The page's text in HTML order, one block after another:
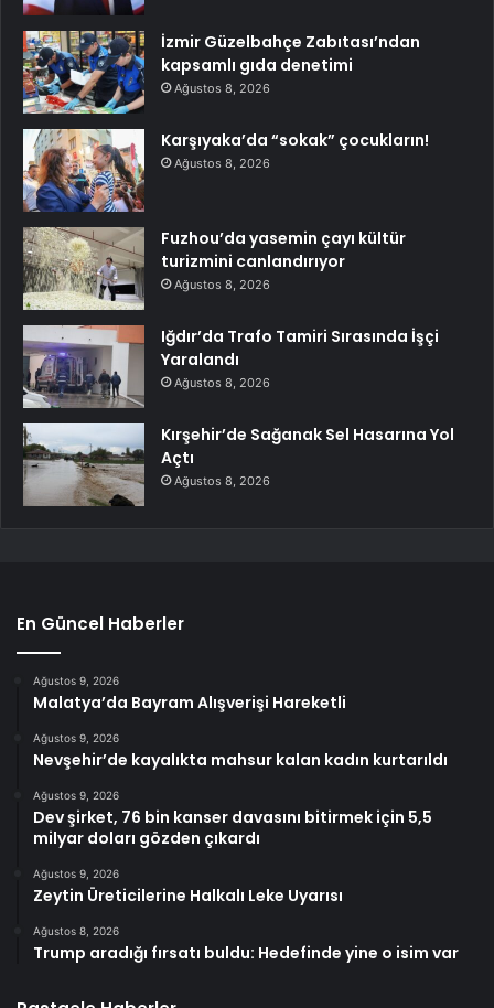
İzmir Güzelbahçe Zabıtası’ndan
kapsamlı gıda denetimi
Ağustos 8, 2026
Karşıyaka’da “sokak” çocukların!
Ağustos 8, 2026
Fuzhou’da yasemin çayı kültür
turizmini canlandırıyor
Ağustos 8, 2026
Iğdır’da Trafo Tamiri Sırasında İşçi
Yaralandı
Ağustos 8, 2026
Kırşehir’de Sağanak Sel Hasarına Yol
Açtı
Ağustos 8, 2026
En Güncel Haberler
Ağustos 9, 2026
Malatya’da Bayram Alışverişi Hareketli
Ağustos 9, 2026
Nevşehir’de kayalıkta mahsur kalan kadın kurtarıldı
Ağustos 9, 2026
Dev şirket, 76 bin kanser davasını bitirmek için 5,5
milyar doları gözden çıkardı
Ağustos 9, 2026
Zeytin Üreticilerine Halkalı Leke Uyarısı
Ağustos 8, 2026
Trump aradığı fırsatı buldu: Hedefinde yine o isim var